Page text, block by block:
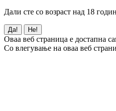
Дали сте со возраст над 18
Да! Не!
Оваа веб страница е достапна
Со влегување на оваа веб